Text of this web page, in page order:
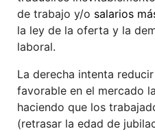
de trabajo y/o salarios
la ley de la oferta y la
laboral.
La derecha intenta
favorable en el mercado
haciendo que los
(retrasar la edad de